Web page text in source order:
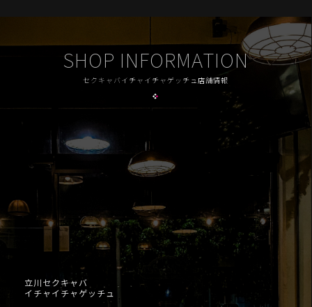
SHOP INFORMATION
セクキャバイチャイチャゲッチュ店舗情報
立川セクキャバ
イチャイチャゲッチュ